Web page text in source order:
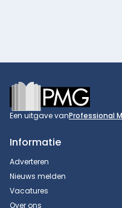
Footer
Een uitgave vanProfessional
Informatie
Adverteren
Nieuws melden
Vacatures
Over ons